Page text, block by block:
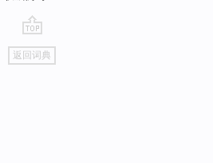
go
top
返回词典